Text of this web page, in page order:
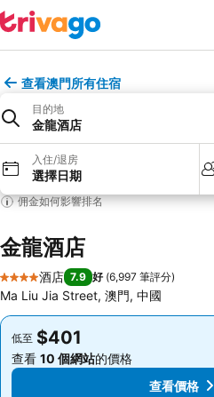
查看澳門所有住宿
目的地
金龍酒店
入住/退房
選擇日期
佣金如何影響排名
金龍酒店
4 星級
酒店 7.9 好 (6,997 筆評分)
Ma Liu Jia Street, 澳門, 中國
低至 $401
查看 10 個網站的價格
查看價格
低至 $401
查看 10 個網站的價格
查看價格